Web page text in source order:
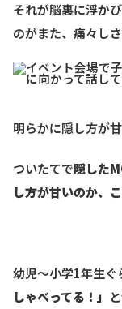
それが脳裏に浮か
のがまた、痛々し
明らかに隠し方が
ついたてで隠した
し方が甘いのか、
幼児〜小学1年生ぐ
しゃべってる！」